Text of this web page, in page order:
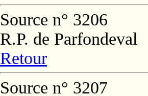
Source n° 3206
R.P. de Parfondeval
Retour
Source n° 3207